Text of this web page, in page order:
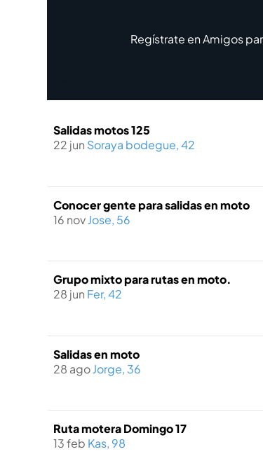
Regístrate en Amigos
Salidas motos 125
22 jun Soraya bodegue, 42
Conocer gente para salidas en moto
16 novJose, 56
Grupo mixto para rutas en moto.
28 jun Fer, 42
Salidas en moto
28 agoJorge, 36
Ruta motera Domingo 17
13 feb Kas, 98